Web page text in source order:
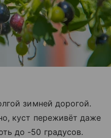
зимней дорогой.
куст переживёт даже
до -50 градусов.